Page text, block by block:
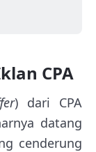
CPA
) dari CPA
datang
cenderung